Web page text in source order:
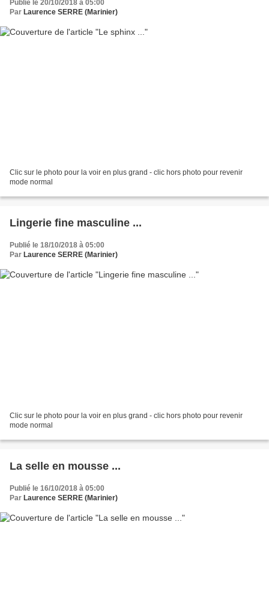
Publié le 20/10/2018 à 05:00
Par Laurence SERRE (Marinier)
Clic sur le photo pour la voir en plus grand - clic hors photo pour revenir
mode normal
Lingerie fine masculine ...
Publié le 18/10/2018 à 05:00
Par Laurence SERRE (Marinier)
Clic sur le photo pour la voir en plus grand - clic hors photo pour revenir
mode normal
La selle en mousse ...
Publié le 16/10/2018 à 05:00
Par Laurence SERRE (Marinier)